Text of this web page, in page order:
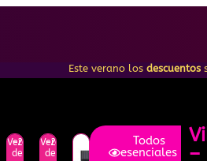
Este verano los descuentos
Verano
-25%
descuento
Verano
-20%
descuento
Todos
esenciales
–